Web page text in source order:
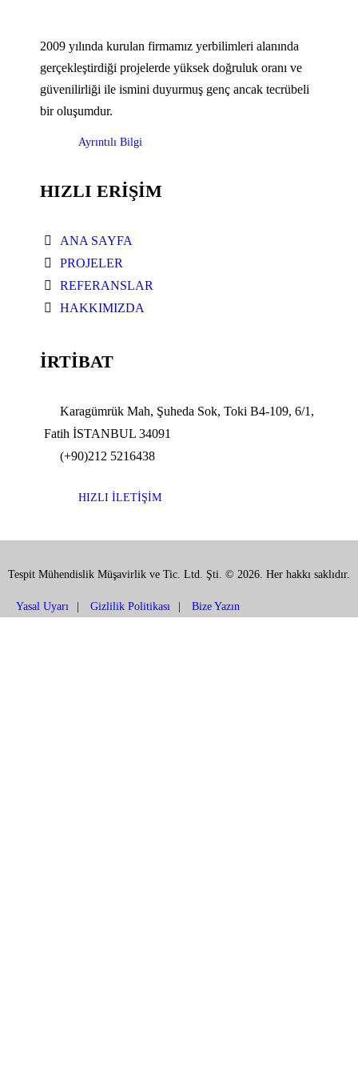
2009 yılında kurulan firmamız yerbilimleri alanında
gerçekleştirdiği projelerde yüksek doğruluk oranı ve
güvenilirliği ile ismini duyurmuş genç ancak tecrübeli
bir oluşumdur.
Ayrıntılı Bilgi
HIZLI ERİŞİM
ANA SAYFA
PROJELER
REFERANSLAR
HAKKIMIZDA
İRTİBAT
Karagümrük Mah, Şuheda Sok, Toki B4-109, 6/1,
Fatih İSTANBUL 34091
(+90)212 5216438
HIZLI İLETİŞİM
Tespit Mühendislik Müşavirlik ve Tic. Ltd. Şti. © 2026. Her hakkı saklıdır.
Yasal Uyarı Gizlilik Politikası Bize Yazın